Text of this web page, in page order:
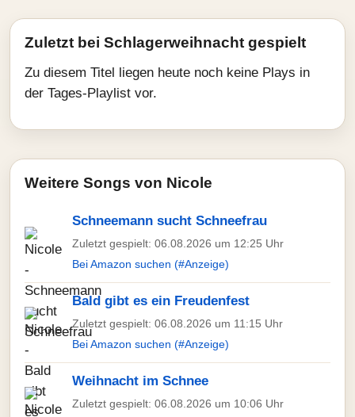
Zuletzt bei Schlagerweihnacht gespielt
Zu diesem Titel liegen heute noch keine Plays in
der Tages-Playlist vor.
Weitere Songs von Nicole
Schneemann sucht Schneefrau
Zuletzt gespielt: 06.08.2026 um 12:25 Uhr
Bei Amazon suchen (#Anzeige)
Bald gibt es ein Freudenfest
Zuletzt gespielt: 06.08.2026 um 11:15 Uhr
Bei Amazon suchen (#Anzeige)
Weihnacht im Schnee
Zuletzt gespielt: 06.08.2026 um 10:06 Uhr